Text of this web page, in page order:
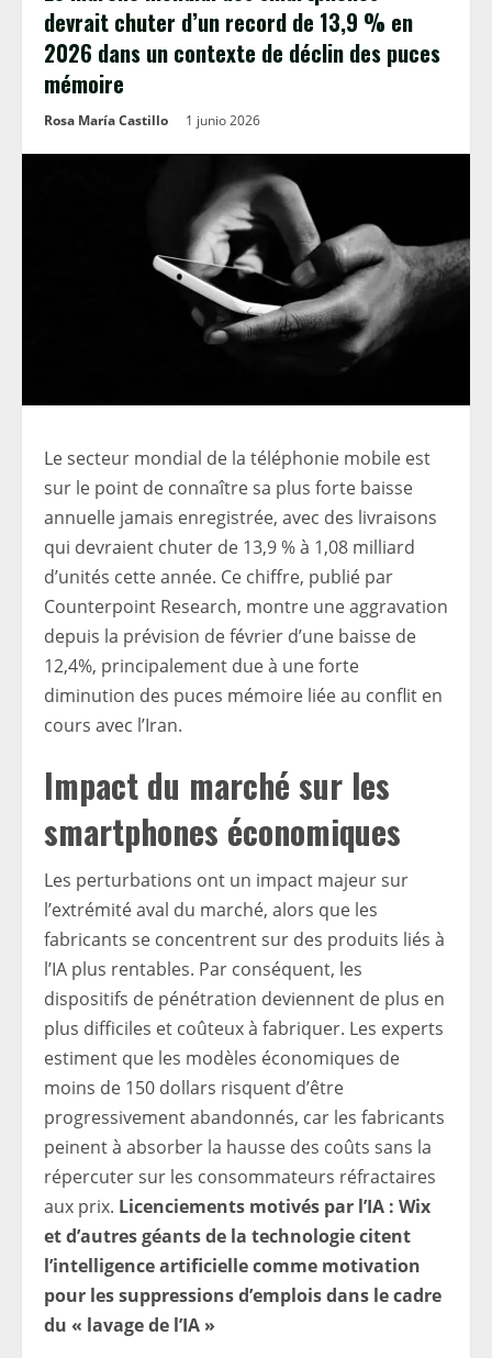
devrait chuter d’un record de 13,9 % en
2026 dans un contexte de déclin des puces
mémoire
Rosa María Castillo 1 junio 2026
Le secteur mondial de la téléphonie mobile est
sur le point de connaître sa plus forte baisse
annuelle jamais enregistrée, avec des livraisons
qui devraient chuter de 13,9 % à 1,08 milliard
d’unités cette année. Ce chiffre, publié par
Counterpoint Research, montre une aggravation
depuis la prévision de février d’une baisse de
12,4%, principalement due à une forte
diminution des puces mémoire liée au conflit en
cours avec l’Iran.
Impact du marché sur les
smartphones économiques
Les perturbations ont un impact majeur sur
l’extrémité aval du marché, alors que les
fabricants se concentrent sur des produits liés à
l’IA plus rentables. Par conséquent, les
dispositifs de pénétration deviennent de plus en
plus difficiles et coûteux à fabriquer. Les experts
estiment que les modèles économiques de
moins de 150 dollars risquent d’être
progressivement abandonnés, car les fabricants
peinent à absorber la hausse des coûts sans la
répercuter sur les consommateurs réfractaires
aux prix. Licenciements motivés par l’IA : Wix
et d’autres géants de la technologie citent
l’intelligence artificielle comme motivation
pour les suppressions d’emplois dans le cadre
du « lavage de l’IA »